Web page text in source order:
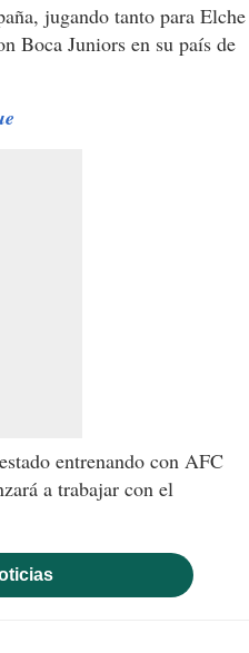
jugando tanto para Elche
Boca Juniors en su país de
entrenando con AFC
a trabajar con el